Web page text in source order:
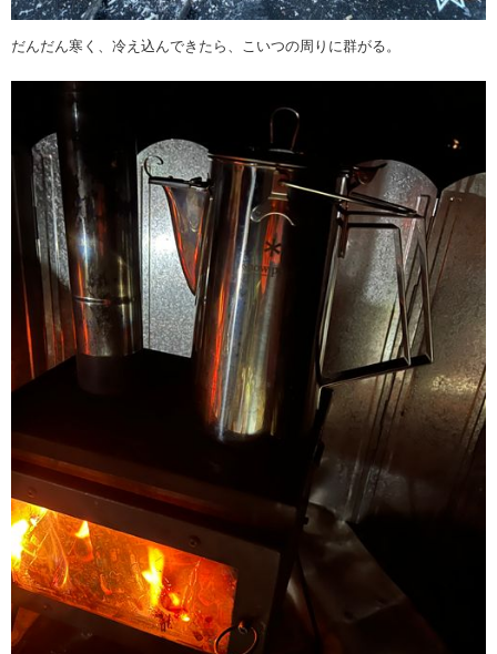
だんだん寒く、冷え込んできたら、こいつの周りに群がる。